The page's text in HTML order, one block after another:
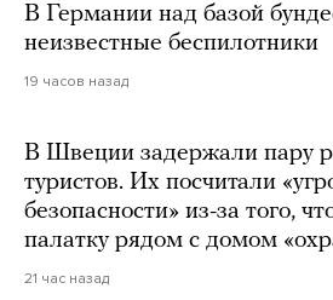
В Германии над базой
неизвестные беспилотники
19 часов назад
В Швеции задержали пару
туристов. Их посчитали
безопасности» из-за того,
палатку рядом с домом
21 час назад